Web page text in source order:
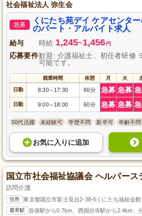
社会福祉法人 弥生会
急募
くにたち苑デイ ケアセンタ
のパート・アルバイト求人
給与 時給 1,245~1,456 円
応募要件歓迎: 介護福祉士、初任者研修
可能です。
就業時間 休憩 月 火
日勤 8:30～ 17:30 60分 急募 急募
日勤 9:00～ 18:00 60分 急募 急募
50代活躍 未経験可 学歴不問 新卒可 年齢不問
お気に入り に追加
国立市社会福祉協議会 ヘルパース
訪問介護
住所 東京都国立市富士見台2-38-5くにたち福祉会館
最寄駅 谷保駅から0.7km、西国分寺駅から2.4km、